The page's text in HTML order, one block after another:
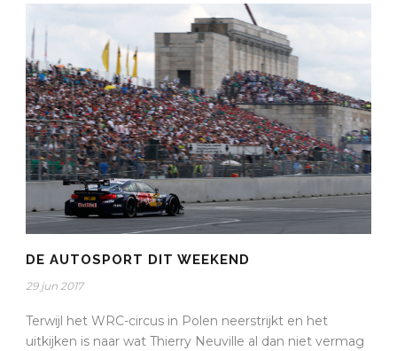
DE AUTOSPORT DIT WEEKEND
29 jun 2017
Terwijl het WRC-circus in Polen neerstrijkt en het
uitkijken is naar wat Thierry Neuville al dan niet vermag